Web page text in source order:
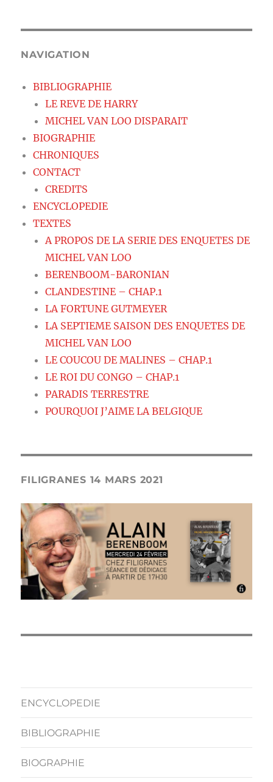
NAVIGATION
BIBLIOGRAPHIE
LE REVE DE HARRY
MICHEL VAN LOO DISPARAIT
BIOGRAPHIE
CHRONIQUES
CONTACT
CREDITS
ENCYCLOPEDIE
TEXTES
A PROPOS DE LA SERIE DES ENQUETES DE
MICHEL VAN LOO
BERENBOOM-BARONIAN
CLANDESTINE – CHAP.1
LA FORTUNE GUTMEYER
LA SEPTIEME SAISON DES ENQUETES DE
MICHEL VAN LOO
LE COUCOU DE MALINES – CHAP.1
LE ROI DU CONGO – CHAP.1
PARADIS TERRESTRE
POURQUOI J’AIME LA BELGIQUE
FILIGRANES 14 MARS 2021
ENCYCLOPEDIE
BIBLIOGRAPHIE
BIOGRAPHIE